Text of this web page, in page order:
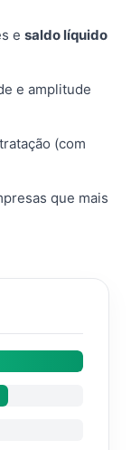
e saldo líquido
e amplitude
(com
que mais